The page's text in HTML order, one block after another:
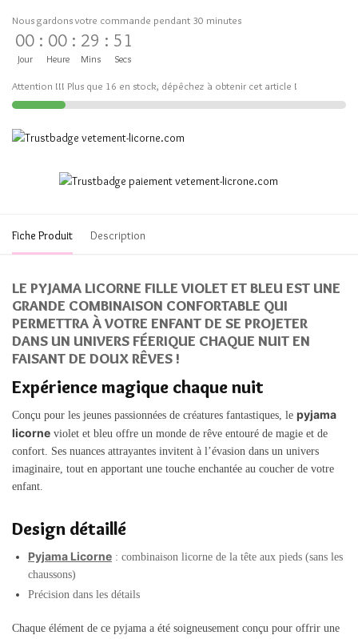
Nous gardons votre commande pendant 30 minutes
00
Jour
: 00
Heure
: 29
Mins
: 51
Secs
Attention !!! Plus que 16 en stock, dépêchez à obtenir cet article !
Fiche Produit Description
LE PYJAMA LICORNE FILLE VIOLET ET BLEU EST UNE
GRANDE COMBINAISON CONFORTABLE QUI
PERMETTRA À VOTRE ENFANT DE SE PROJETER
DANS UN UNIVERS FÉERIQUE CHAQUE NUIT EN
FAISANT DE DOUX RÊVES !
Expérience magique chaque nuit
Conçu pour les jeunes passionnées de créatures fantastiques, le pyjama
licorne violet et bleu offre un monde de rêve entouré de magie et de
confort. Ses nuances attrayantes invitent à l’évasion dans un univers
imaginaire, tout en apportant une touche enchantée au coucher de votre
enfant.
Design détaillé
Pyjama Licorne : combinaison licorne de la tête aux pieds (sans les
chaussons)
Précision dans les détails
Chaque élément de ce pyjama a été soigneusement conçu pour offrir une